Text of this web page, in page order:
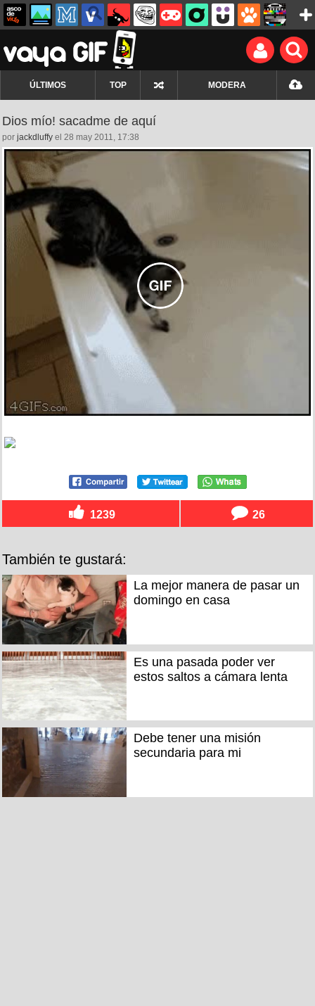
ÚLTIMOS TOP MODERA
Dios mío! sacadme de aquí
por jackdluffy el 28 may 2011, 17:38
1239 26
También te gustará:
La mejor manera de pasar un
domingo en casa
Es una pasada poder ver
estos saltos a cámara lenta
Debe tener una misión
secundaria para mi